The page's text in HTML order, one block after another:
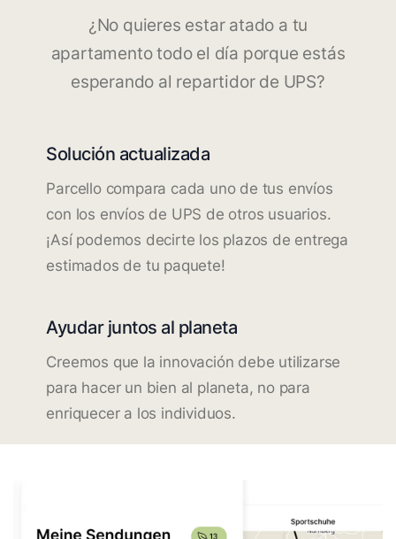
¿No quieres estar atado a tu
apartamento todo el día porque estás
esperando al repartidor de UPS?
Solución actualizada
Parcello compara cada uno de tus envíos
con los envíos de UPS de otros usuarios.
¡Así podemos decirte los plazos de entrega
estimados de tu paquete!
Ayudar juntos al planeta
Creemos que la innovación debe utilizarse
para hacer un bien al planeta, no para
enriquecer a los individuos.